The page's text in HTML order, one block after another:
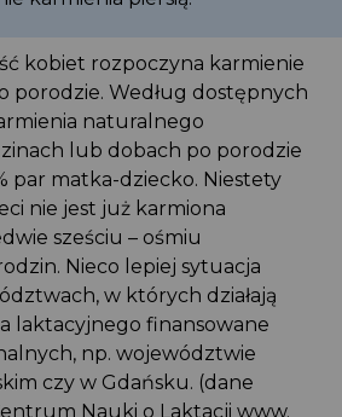
kobiet rozpoczyna karmienie
porodzie. Według dostępnych
naturalnego
lub dobach po porodzie
par matka-dziecko. Niestety
nie jest już karmiona
sześciu – ośmiu
Nieco lepiej sytuacja
w których działają
laktacyjnego finansowane
np. województwie
czy w Gdańsku. (dane
Nauki o Laktacji www.